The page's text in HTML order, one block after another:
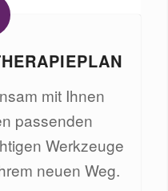
mit Ihnen
passenden
Werkzeuge
neuen Weg.